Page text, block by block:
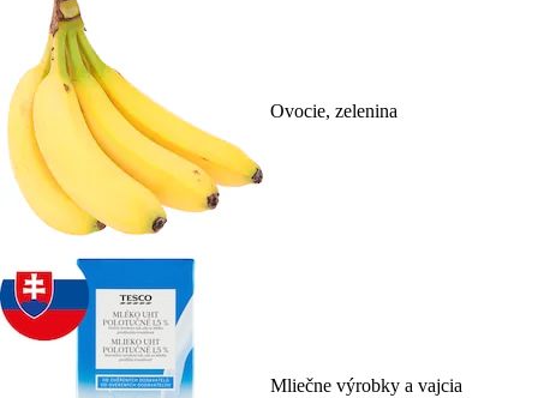
Ovocie, zelenina
Mliečne výrobky a vajcia